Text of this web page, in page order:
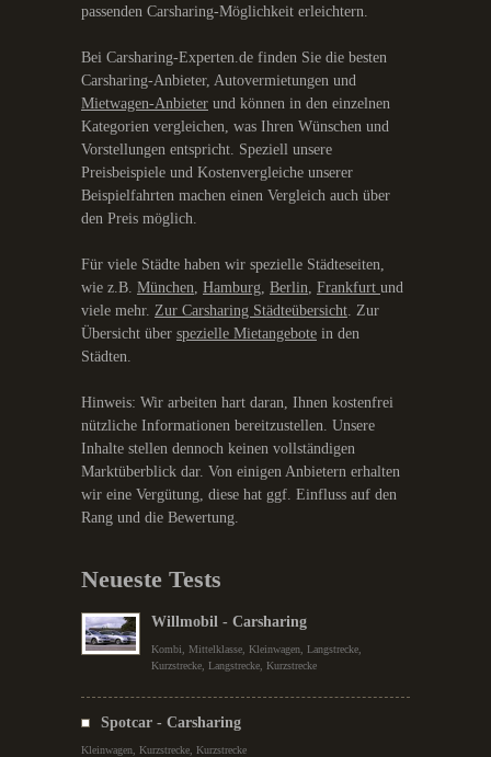
passenden Carsharing-Möglichkeit erleichtern.
Bei Carsharing-Experten.de finden Sie die besten
Carsharing-Anbieter, Autovermietungen und
Mietwagen-Anbieter und können in den einzelnen
Kategorien vergleichen, was Ihren Wünschen und
Vorstellungen entspricht. Speziell unsere
Preisbeispiele und Kostenvergleiche unserer
Beispielfahrten machen einen Vergleich auch über
den Preis möglich.
Für viele Städte haben wir spezielle Städteseiten,
wie z.B. München Hamburg Berlin Frankfurt und
viele mehr. Zur Carsharing Städteübersicht . Zur
Übersicht über spezielle Mietangebote in den
Städten.
Hinweis: Wir arbeiten hart daran, Ihnen kostenfrei
nützliche Informationen bereitzustellen. Unsere
Inhalte stellen dennoch keinen vollständigen
Marktüberblick dar. Von einigen Anbietern erhalten
wir eine Vergütung, diese hat ggf. Einfluss auf den
Rang und die Bewertung.
Neueste Tests
Willmobil - Carsharing
Kombi, Mittelklasse, Kleinwagen, Langstrecke,
Kurzstrecke, Langstrecke, Kurzstrecke
Spotcar - Carsharing
Kleinwagen, Kurzstrecke, Kurzstrecke